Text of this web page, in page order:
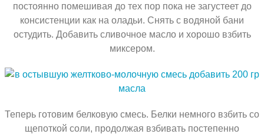
постоянно помешивая до тех пор пока не загустеет до
консистенции как на оладьи. Снять с водяной бани
остудить. Добавить сливочное масло и хорошо взбить
миксером.
Теперь готовим белковую смесь. Белки немного взбить со
щепоткой соли, продолжая взбивать постепенно